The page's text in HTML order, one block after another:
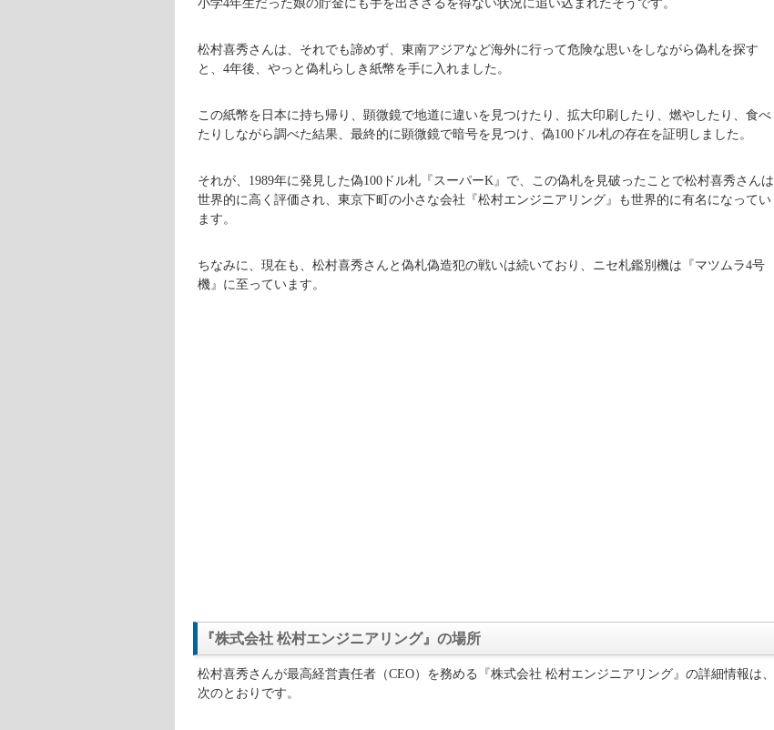
小学4年生だった娘の貯金にも手を出さざるを得ない状況に追い込まれたそうです。
松村喜秀さんは、それでも諦めず、東南アジアなど海外に行って危険な思いをしながら偽札を探す
と、4年後、やっと偽札らしき紙幣を手に入れました。
この紙幣を日本に持ち帰り、顕微鏡で地道に違いを見つけたり、拡大印刷したり、燃やしたり、食べ
たりしながら調べた結果、最終的に顕微鏡で暗号を見つけ、偽100ドル札の存在を証明しました。
それが、1989年に発見した偽100ドル札『スーパーK』で、この偽札を見破ったことで松村喜秀さんは
世界的に高く評価され、東京下町の小さな会社『松村エンジニアリング』も世界的に有名になってい
ます。
ちなみに、現在も、松村喜秀さんと偽札偽造犯の戦いは続いており、ニセ札鑑別機は『マツムラ4号
機』に至っています。
『株式会社 松村エンジニアリング』の場所
松村喜秀さんが最高経営責任者（CEO）を務める『株式会社 松村エンジニアリング』の詳細情報は、
次のとおりです。